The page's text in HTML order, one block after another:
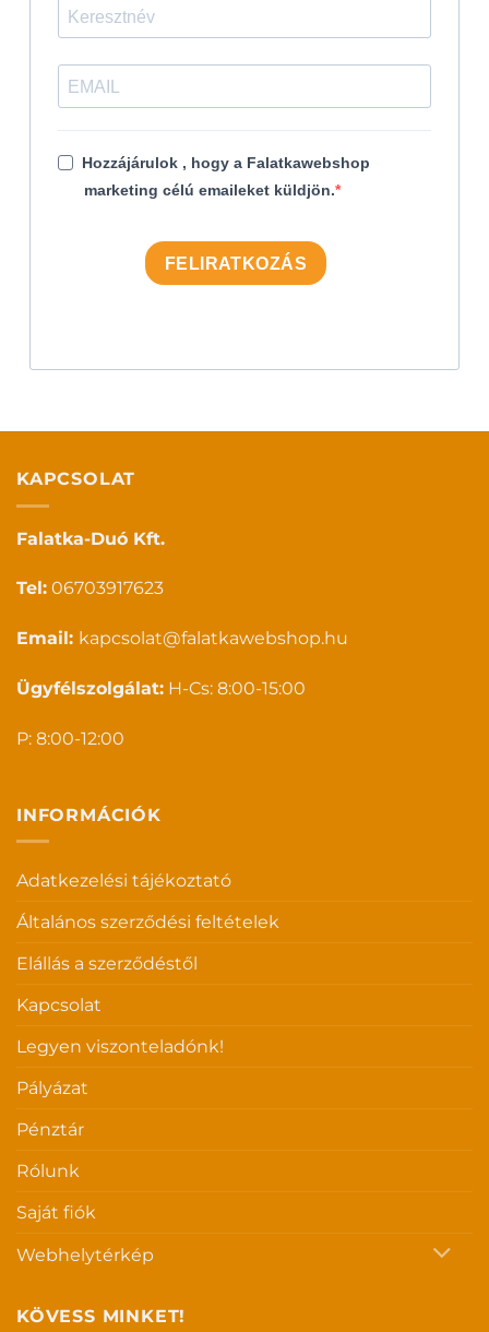
Hozzájárulok , hogy a Falatkawebshop
marketing célú emaileket küldjön.
FELIRATKOZÁS
KAPCSOLAT
Falatka-Duó Kft.
Tel: 06703917623
Email: kapcsolat@falatkawebshop.hu
Ügyfélszolgálat: H-Cs: 8:00-15:00
P: 8:00-12:00
INFORMÁCIÓK
Adatkezelési tájékoztató
Általános szerződési feltételek
Elállás a szerződéstől
Kapcsolat
Legyen viszonteladónk!
Pályázat
Pénztár
Rólunk
Saját fiók
Webhelytérkép
KÖVESS MINKET!